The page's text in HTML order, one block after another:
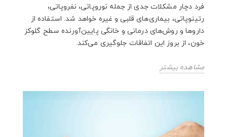
فرد دچار مشکلات جدی از جمله نوروپاتی، نفروپاتی،
رتینوپاتی، بیماری‌های قلبی و غیره خواهد شد. استفاده از
داروها و روش‌های درمانی و خانگی پایین‌آورنده سطح گلوکز
خون، از بروز این اتفاقات جلوگیری می‌کند.
مشاهده بیشتر